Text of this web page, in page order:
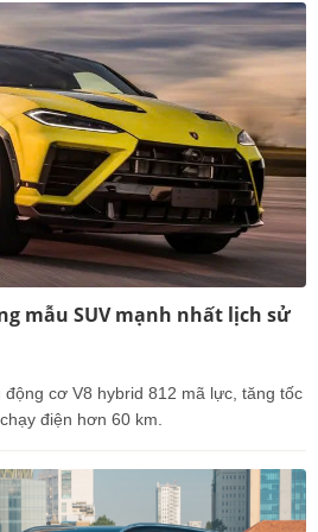
mẫu SUV mạnh nhất lịch sử
động cơ V8 hybrid 812 mã lực, tăng tốc
điện hơn 60 km.